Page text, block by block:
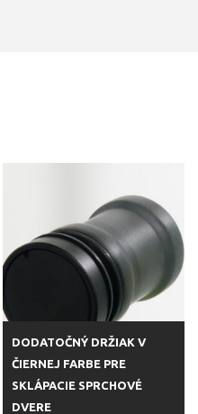
DODATOČNÝ DRŽIAK V
ČIERNEJ FARBE PRE
SKLÁPACIE SPRCHOVÉ
DVERE